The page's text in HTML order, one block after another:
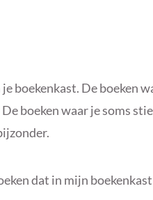
boekenkast. De boeken
boeken waar je soms
dat in mijn